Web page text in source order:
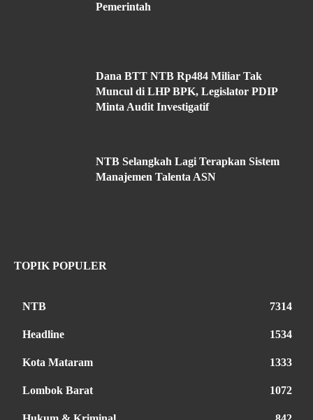
Pemerintah
Dana BTT NTB Rp484 Miliar Tak
Muncul di LHP BPK, Legislator PDIP
Minta Audit Investigatif
NTB Selangkah Lagi Terapkan Sistem
Manajemen Talenta ASN
TOPIK POPULER
NTB 7314
Headline 1534
Kota Mataram 1333
Lombok Barat 1072